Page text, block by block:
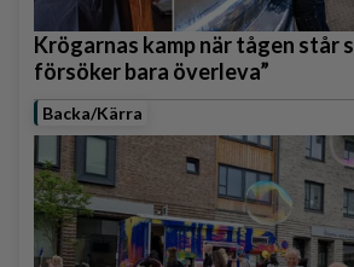
Krögarnas kamp när tågen står
försöker bara överleva”
Backa/Kärra